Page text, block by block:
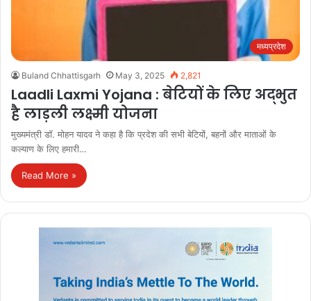
मध्यप्रदेश
Buland Chhattisgarh May 3, 2025 2,821
Laadli Laxmi Yojana : बेटियों के लिए अद्भुत
है लाड़ली लक्ष्मी योजना
मुख्यमंत्री डॉ. मोहन यादव ने कहा है कि प्रदेश की सभी बेटियों, बहनों और माताओं के
कल्याण के लिए हमारी…
Read More »